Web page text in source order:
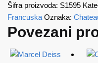
Šifra proizvoda: S1595
Francuska Oznaka:
Povezani